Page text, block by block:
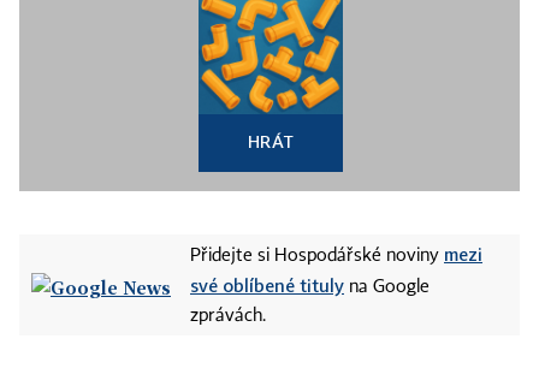
HRÁT
Přidejte si Hospodářské noviny mezi
své oblíbené tituly na Google
zprávách.